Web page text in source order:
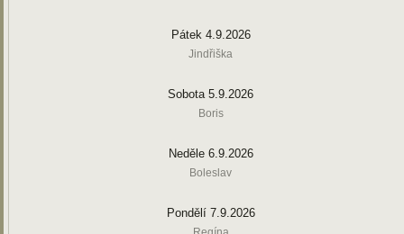
Pátek 4.9.2026
Jindřiška
Sobota 5.9.2026
Boris
Neděle 6.9.2026
Boleslav
Pondělí 7.9.2026